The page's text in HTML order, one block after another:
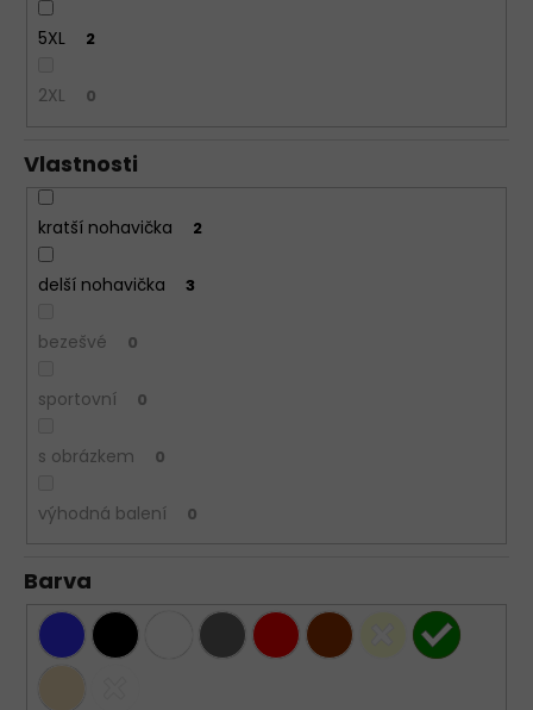
5XL 2
2XL 0
Vlastnosti
kratší nohavička 2
delší nohavička 3
bezešvé 0
sportovní 0
s obrázkem 0
výhodná balení 0
Barva